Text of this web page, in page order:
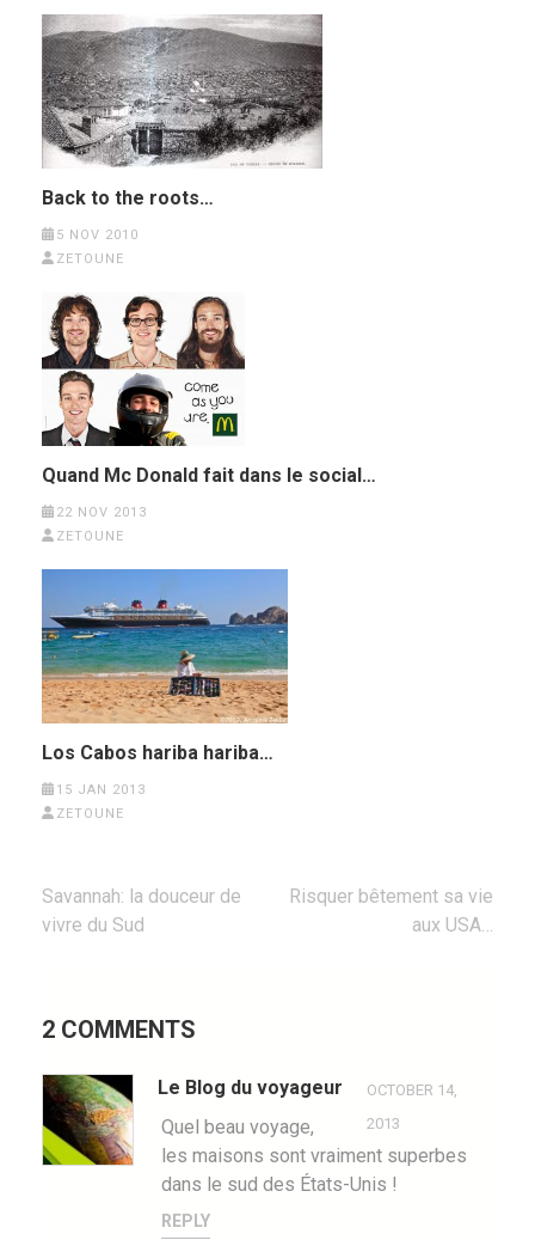
Back to the roots…
5 NOV 2010
ZETOUNE
Quand Mc Donald fait dans le social…
22 NOV 2013
ZETOUNE
Los Cabos hariba hariba…
15 JAN 2013
ZETOUNE
Post
navigation
Savannah: la douceur de
vivre du Sud
Risquer bêtement sa vie
aux USA…
2 COMMENTS
Le Blog du voyageur
OCTOBER 14,
2013
Quel beau voyage,
les maisons sont vraiment superbes
dans le sud des États-Unis !
REPLY